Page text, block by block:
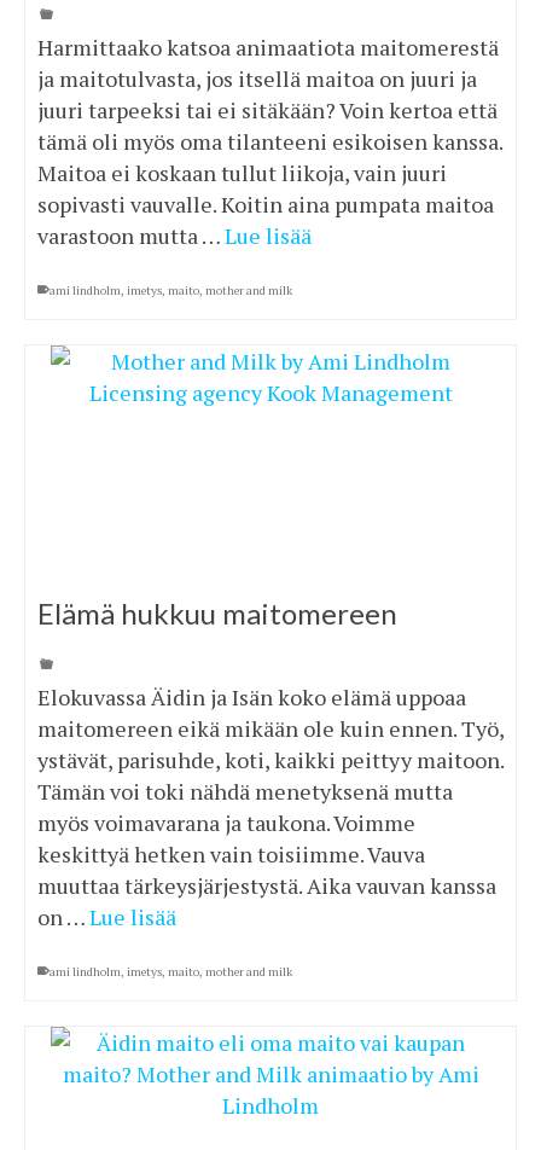
Harmittaako katsoa animaatiota maitomerestä
ja maitotulvasta, jos itsellä maitoa on juuri ja
juuri tarpeeksi tai ei sitäkään? Voin kertoa että
tämä oli myös oma tilanteeni esikoisen kanssa.
Maitoa ei koskaan tullut liikoja, vain juuri
sopivasti vauvalle. Koitin aina pumpata maitoa
varastoon mutta …Lue lisää
ami lindholm, imetys, maito, mother and milk
Elämä hukkuu maitomereen
Elokuvassa Äidin ja Isän koko elämä uppoaa
maitomereen eikä mikään ole kuin ennen. Työ,
ystävät, parisuhde, koti, kaikki peittyy maitoon.
Tämän voi toki nähdä menetyksenä mutta
myös voimavarana ja taukona. Voimme
keskittyä hetken vain toisiimme. Vauva
muuttaa tärkeysjärjestystä. Aika vauvan kanssa
on …Lue lisää
ami lindholm, imetys, maito, mother and milk